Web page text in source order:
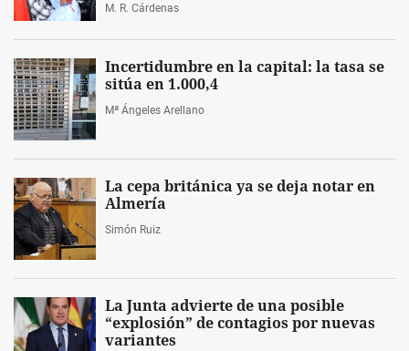
M. R. Cárdenas
Incertidumbre en la capital: la tasa se
sitúa en 1.000,4
Mª Ángeles Arellano
La cepa británica ya se deja notar en
Almería
Simón Ruiz
La Junta advierte de una posible
“explosión” de contagios por nuevas
variantes